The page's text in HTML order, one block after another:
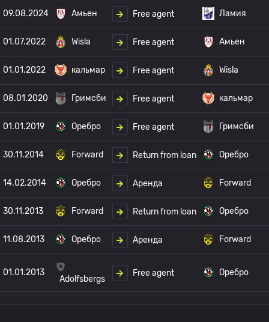
09.08.2024 Амьен Free agent Ламия
01.07.2022 Wisla Free agent Амьен
01.01.2022 кальмар Free agent Wisla
08.01.2020 Гримсби Free agent кальмар
01.01.2019 Оребро Free agent Гримсби
30.11.2014 Forward Return from loan Оребро
14.02.2014 Оребро Аренда Forward
30.11.2013 Forward Return from loan Оребро
11.08.2013 Оребро Аренда Forward
01.01.2013
Adolfsbergs
Free agent Оребро